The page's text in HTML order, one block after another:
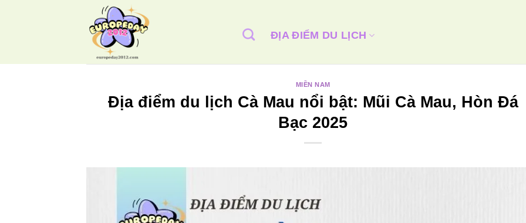
ĐỊA ĐIỂM DU LỊCH
MIỀN NAM
Địa điểm du lịch Cà Mau nổi bật: Mũi Cà Mau, Hòn Đá
Bạc 2025